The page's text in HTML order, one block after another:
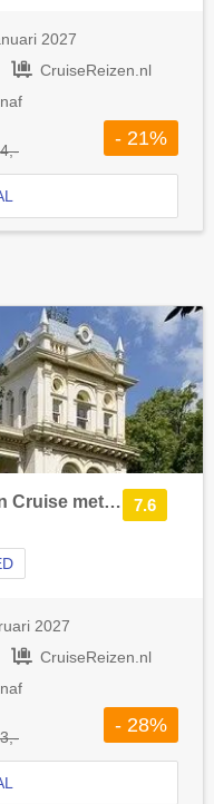
2027
CruiseReizen.nl
- 21%
7.6
8 daagse Canarische Eilanden Cruise met de Costa Smeralda vanuit Santa Cruz de Tenerife langs Canarische Eilanden en Portugal
2027
CruiseReizen.nl
- 28%